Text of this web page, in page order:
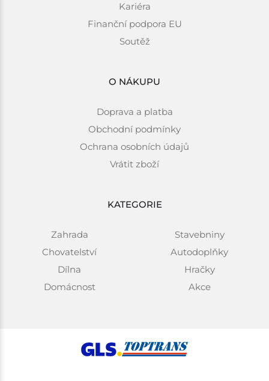
Kariéra
Finanční podpora EU
Soutěž
O NÁKUPU
Doprava a platba
Obchodní podmínky
Ochrana osobních údajů
Vrátit zboží
KATEGORIE
Zahrada
Chovatelství
Dílna
Domácnost
Stavebniny
Autodoplňky
Hračky
Akce